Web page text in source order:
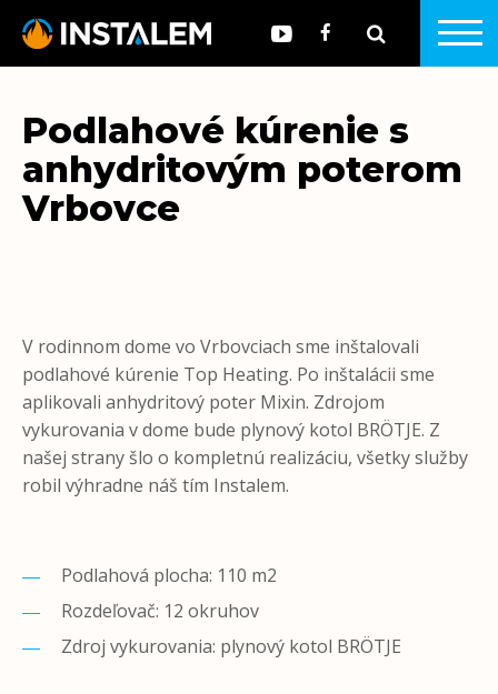
Podlahové kúrenie s
anhydritovým poterom
Vrbovce
V rodinnom dome vo Vrbovciach sme inštalovali
podlahové kúrenie Top Heating. Po inštalácii sme
aplikovali anhydritový poter Mixin. Zdrojom
vykurovania v dome bude plynový kotol BRÖTJE. Z
našej strany šlo o kompletnú realizáciu, všetky služby
robil výhradne náš tím Instalem.
Podlahová plocha: 110 m2
Rozdeľovač: 12 okruhov
Zdroj vykurovania: plynový kotol BRÖTJE